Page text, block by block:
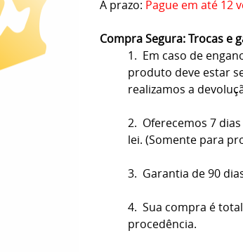
A prazo: Pague em até 12
Compra Segura: Trocas e
1. Em caso de
produto deve estar
realizamos a
2. Oferecemos 7
lei. (Somente para
3. Garantia de 90
4. Sua compra é
procedência.